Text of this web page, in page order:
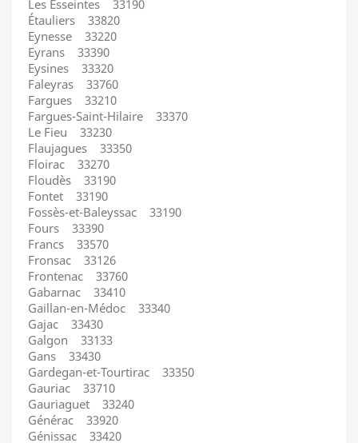
Les Esseintes 33190
Étauliers 33820
Eynesse 33220
Eyrans 33390
Eysines 33320
Faleyras 33760
Fargues 33210
Fargues-Saint-Hilaire 33370
Le Fieu 33230
Flaujagues 33350
Floirac 33270
Floudès 33190
Fontet 33190
Fossès-et-Baleyssac 33190
Fours 33390
Francs 33570
Fronsac 33126
Frontenac 33760
Gabarnac 33410
Gaillan-en-Médoc 33340
Gajac 33430
Galgon 33133
Gans 33430
Gardegan-et-Tourtirac 33350
Gauriac 33710
Gauriaguet 33240
Générac 33920
Génissac 33420